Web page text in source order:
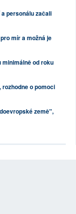
personálu začali
mír a možná je
minimálně od roku
rozhodne o pomoci
země",